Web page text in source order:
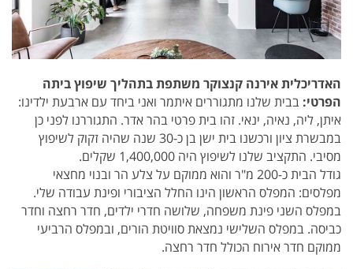
האדריכלית אירנה קנצוקר משתפת בתהליך שיפוץ ביתה
הפרטי: בבית שלנו מתגוררים איתמר ואני ביחד עם ארבעת ילדינו:
איתן, ליה, נאיה, ינאי. זהו בית פרטי בהר אדר. התגוררנו לפני כן
במבשרת ציון ורכשנו בית ישן בן כ-30 שנה שהיה זקוק לשיפוץ
מסיבי. התקציב שלנו לשיפוץ היה 1,400,000 שקלים.
גודל הבית כ-200 מ"ר והוא ממוקם על צלע הר ובנוי מחצאי
מפלסים: המפלס הראשון הינו החלל הציבורי ופינת עבודה שלי.
במפלס השני פינת משפחה, שלושה חדרי ילדים, חדר רחצה וחדר
כביסה. במפלס השלישי נמצאת סוויטת הורים, ובמפלס הרביעי
ממוקם חדר אירוח הכולל חדר רחצה.